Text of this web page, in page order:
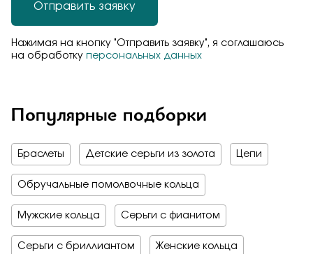
Отправить заявку
Нажимая на кнопку "Отправить заявку", я соглашаюсь
на обработку персональных данных
Популярные подборки
Браслеты Детские серьги из золота Цепи
Обручальные помолвочные кольца
Мужские кольца Серьги с фианитом
Серьги с бриллиантом Женские кольца